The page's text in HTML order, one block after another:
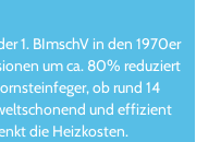
1. BImschV in den 1970er
um ca. 80% reduziert
ob rund 14
und effizient
die Heizkosten.